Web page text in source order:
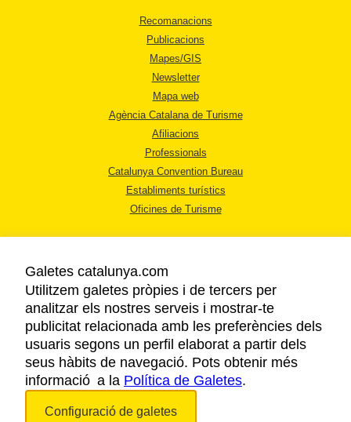
Recomanacions
Publicacions
Mapes/GIS
Newsletter
Mapa web
Agència Catalana de Turisme
Afiliacions
Professionals
Catalunya Convention Bureau
Establiments turístics
Oficines de Turisme
AVÍS LEGAL
POLÍTICA DE PRIVACITAT
COOKIES
ACCESSIBILITAT
Galetes catalunya.com
Utilitzem galetes pròpies i de tercers per
analitzar els nostres serveis i mostrar-te
publicitat relacionada amb les preferències dels
usuaris segons un perfil elaborat a partir dels
seus hàbits de navegació. Pots obtenir més
informació a la Política de Galetes.
Configuració de galetes